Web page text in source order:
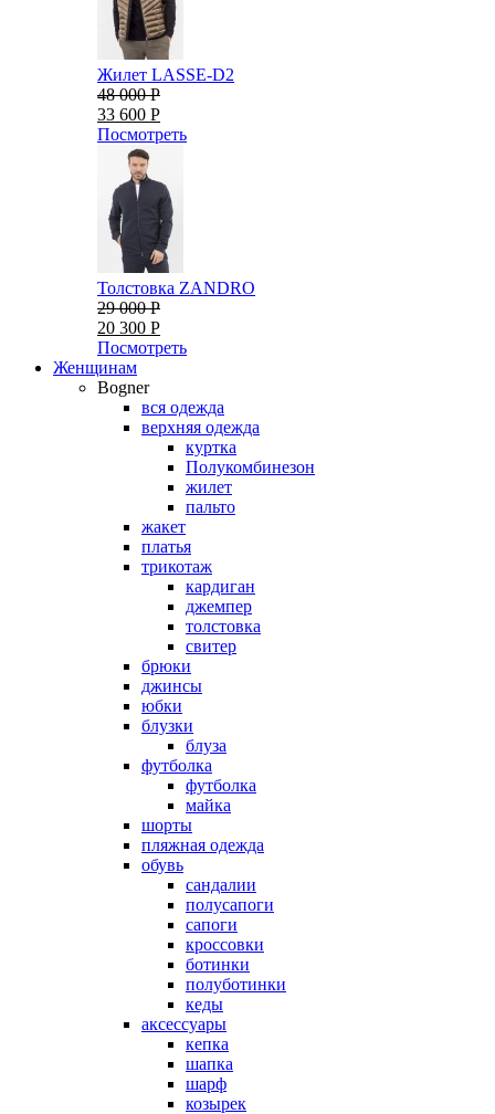
Жилет LASSE-D2
48 000 Р
33 600 Р
Посмотреть
Толстовка ZANDRO
29 000 Р
20 300 Р
Посмотреть
Женщинам
Bogner
вся одежда
верхняя одежда
куртка
Полукомбинезон
жилет
пальто
жакет
платья
трикотаж
кардиган
джемпер
толстовка
свитер
брюки
джинсы
юбки
блузки
блуза
футболка
футболка
майка
шорты
пляжная одежда
oбувь
сандалии
полусапоги
сапоги
кроссовки
ботинки
полуботинки
кеды
аксессуары
кепка
шапка
шарф
козырек